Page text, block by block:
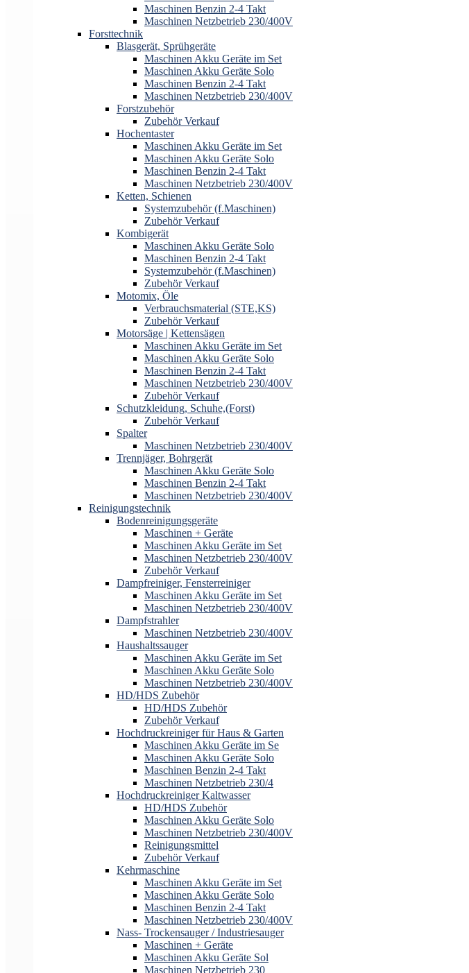
Maschinen Benzin 2-4 Takt
Maschinen Netzbetrieb 230/400V
Forsttechnik
Blasgerät, Sprühgeräte
Maschinen Akku Geräte im Set
Maschinen Akku Geräte Solo
Maschinen Benzin 2-4 Takt
Maschinen Netzbetrieb 230/400V
Forstzubehör
Zubehör Verkauf
Hochentaster
Maschinen Akku Geräte im Set
Maschinen Akku Geräte Solo
Maschinen Benzin 2-4 Takt
Maschinen Netzbetrieb 230/400V
Ketten, Schienen
Systemzubehör (f.Maschinen)
Zubehör Verkauf
Kombigerät
Maschinen Akku Geräte Solo
Maschinen Benzin 2-4 Takt
Systemzubehör (f.Maschinen)
Zubehör Verkauf
Motomix, Öle
Verbrauchsmaterial (STE,KS)
Zubehör Verkauf
Motorsäge | Kettensägen
Maschinen Akku Geräte im Set
Maschinen Akku Geräte Solo
Maschinen Benzin 2-4 Takt
Maschinen Netzbetrieb 230/400V
Zubehör Verkauf
Schutzkleidung, Schuhe,(Forst)
Zubehör Verkauf
Spalter
Maschinen Netzbetrieb 230/400V
Trennjäger, Bohrgerät
Maschinen Akku Geräte Solo
Maschinen Benzin 2-4 Takt
Maschinen Netzbetrieb 230/400V
Reinigungstechnik
Bodenreinigungsgeräte
Maschinen + Geräte
Maschinen Akku Geräte im Set
Maschinen Netzbetrieb 230/400V
Zubehör Verkauf
Dampfreiniger, Fensterreiniger
Maschinen Akku Geräte im Set
Maschinen Netzbetrieb 230/400V
Dampfstrahler
Maschinen Netzbetrieb 230/400V
Haushaltssauger
Maschinen Akku Geräte im Set
Maschinen Akku Geräte Solo
Maschinen Netzbetrieb 230/400V
HD/HDS Zubehör
HD/HDS Zubehör
Zubehör Verkauf
Hochdruckreiniger für Haus & Garten
Maschinen Akku Geräte im Se
Maschinen Akku Geräte Solo
Maschinen Benzin 2-4 Takt
Maschinen Netzbetrieb 230/4
Hochdruckreiniger Kaltwasser
HD/HDS Zubehör
Maschinen Akku Geräte Solo
Maschinen Netzbetrieb 230/400V
Reinigungsmittel
Zubehör Verkauf
Kehrmaschine
Maschinen Akku Geräte im Set
Maschinen Akku Geräte Solo
Maschinen Benzin 2-4 Takt
Maschinen Netzbetrieb 230/400V
Nass- Trockensauger / Industriesauger
Maschinen + Geräte
Maschinen Akku Geräte Sol
Maschinen Netzbetrieb 230